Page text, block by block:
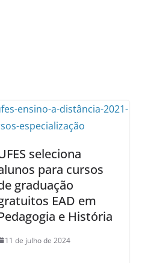
seleciona
para cursos
graduação
EAD em
e História
11 de julho de 2024